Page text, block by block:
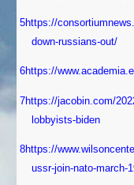
5https://
down-russians-out/
6https://
7https://jacobin.com/
lobbyists-biden
8https://
ussr-join-nato-march-